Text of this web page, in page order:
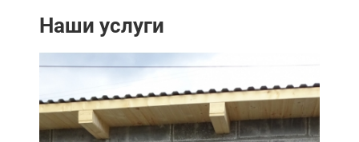
Наши услуги